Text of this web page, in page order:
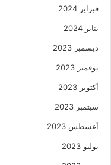
فبراير 2024
يناير 2024
ديسمبر 2023
نوفمبر 2023
أكتوبر 2023
سبتمبر 2023
أغسطس 2023
يوليو 2023